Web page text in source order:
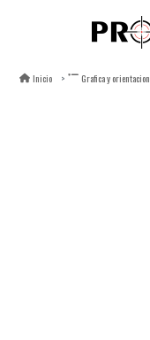
Inicio Grafica y orientacion